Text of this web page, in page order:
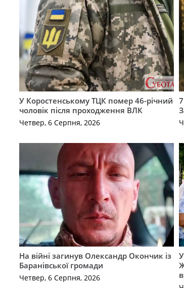
У Коростенському ТЦК помер 46-річний
чоловік після проходження ВЛК
Четвер, 6 Серпня, 2026
На війні загинув Олександр Окончик із
Баранівської громади
Четвер, 6 Серпня, 2026